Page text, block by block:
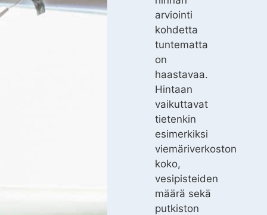
arviointi
kohdetta
tuntematta
on
haastavaa.
Hintaan
vaikuttavat
tietenkin
esimerkiksi
viemäriverkoston
koko,
vesipisteiden
määrä sekä
putkiston